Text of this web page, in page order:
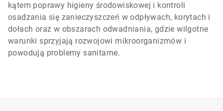
kątem poprawy higieny środowiskowej i kontroli
osadzania się zanieczyszczeń w odpływach, korytach i
dołach oraz w obszarach odwadniania, gdzie wilgotne
warunki sprzyjają rozwojowi mikroorganizmów i
powodują problemy sanitarne.